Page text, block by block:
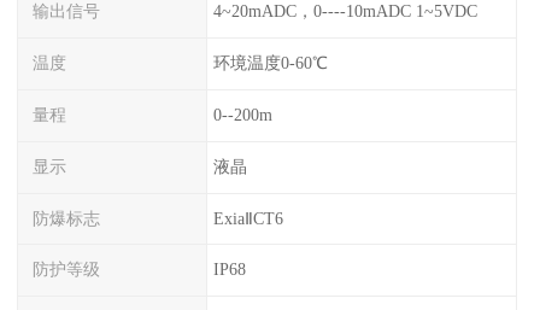
输出信号 4~20mADC，0----10mADC 1~5VDC
温度 环境温度0-60℃
量程 0--200m
显示 液晶
防爆标志 ExiaⅡCT6
防护等级 IP68